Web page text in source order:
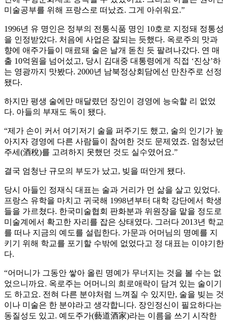
미술공부를 위해 프랑스로 떠났죠. 그게 아쉬워요.”
1996년 유 명인은 정부의 전통식품 명인 10호로 지정돼 정통성
을 인정받았다. 처음에 사업은 잘되는 듯했다. 옥로주의 맛과
향에 애주가들이 매료돼 술은 날개 돋친 듯 팔려나갔다. 연 매
출 10억원을 넘어섰고, 당시 김대중 대통령에게 직접 ‘진상’하
는 영광까지 맛봤다. 2000년 남북정상회담에선 만찬주로 선정
됐다.
하지만 평생 술에만 매달렸던 장인이 경영에 능숙할 리 없었
다. 아들의 부재도 독이 됐다.
“제가 손이 커서 여기저기 술을 퍼주기도 했고, 술의 인기가 높
아지자 경영에 다른 사람들이 참여한 것도 문제였죠. 엄청났던
주세(酒稅)를 고려하지 못했던 것도 실수였어요.”
결국 엄청난 규모의 부도가 났고, 빚을 떠안게 됐다.
당시 아들인 정재식 대표는 술과 거리가 먼 삶을 살고 있었다.
프랑스 유학을 마치고 귀국해 1998년부터 대학 강단에서 학생
들을 가르쳤다. 한국미술협회 판화분과 위원장을 맡을 정도로
미술계에서 확고한 자리를 잡은 상태였다. 그러다 2013년 학교
를 떠나 지금의 예도를 설립한다. 가문과 어머님의 명예를 지
키기 위해 학교를 포기할 수밖에 없었다고 정 대표는 이야기한
다.
“어머니가 그동안 쌓아 올린 명예가 무너지는 것을 볼 수는 없
었으니까요. 옥로주는 어머니의 희로애락이 담겨 있는 술이기
도 하고요. 전혀 다른 분야처럼 느껴질 수 있지만, 술을 빚는 것
이나 미술은 한 분야라고 생각합니다. 장인정신이 필요하다는
동질성도 있고. 예도주가(藝道酒家)라는 이름을 쓰기 시작한